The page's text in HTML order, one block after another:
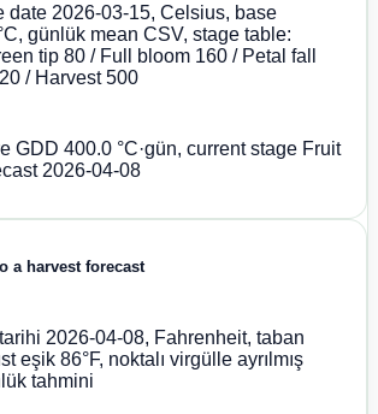
date 2026-03-15, Celsius, base
günlük mean CSV, stage table:
tip 80 / Full bloom 160 / Petal fall
/ Harvest 500
GDD 400.0 °C·gün, current stage Fruit
2026-04-08
a harvest forecast
2026-04-08, Fahrenheit, taban
eşik 86°F, noktalı virgülle ayrılmış
tahmini